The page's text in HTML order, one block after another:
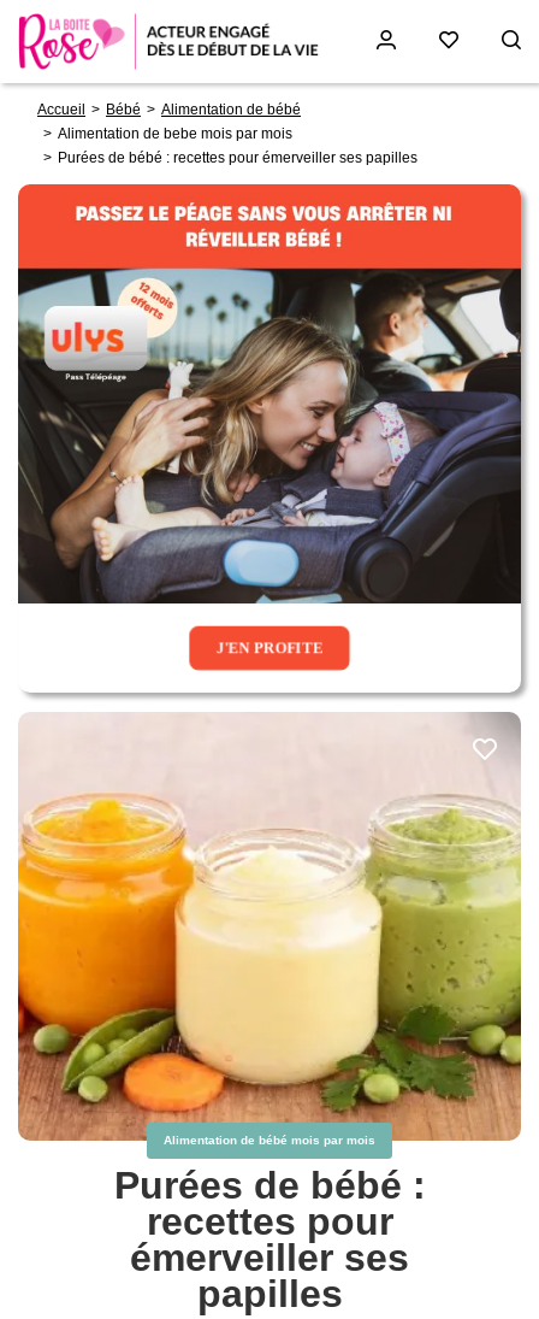
contenu
d'Ariane
Accueil Bébé
Alimentation de bébé
Alimentation de bebe mois par mois
Purées de bébé : recettes pour émerveiller ses papilles
J'EN PROFITE
Alimentation de bébé mois par mois
Purées de bébé :
recettes pour
émerveiller ses
papilles